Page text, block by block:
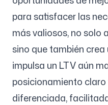
para satisfacer las
más valiosos, no solo
sino que también
impulsa un LTV aún
posicionamiento
diferenciada,